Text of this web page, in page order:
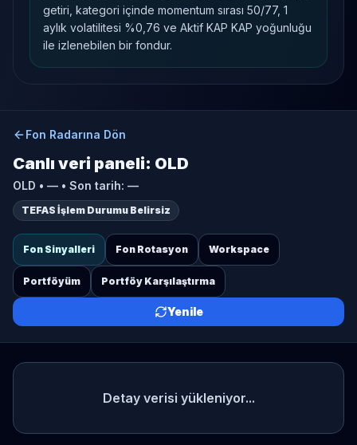
getiri, kategori içinde momentum sırası 50/77, 1
aylık volatilitesi %0,76 ve Aktif KAP KAP yoğunluğu
ile izlenebilen bir fondur.
Fon Radarına Dön
Canlı veri paneli: OLD
OLD • — • Son tarih: —
TEFAS İşlem Durumu Belirsiz
Fon Sinyalleri Fon Rotasyon Workspace
Portföyüm Portföy Karşılaştırma
Yenile
Detay verisi yükleniyor...